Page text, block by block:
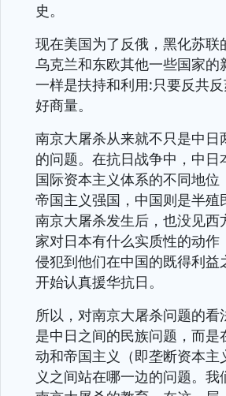
史。
现在美国为了反俄，黑化苏联
乌克兰和东欧其他一些国家的
一样是扶持和利用:只要反共
好商量。
南京大屠杀从来就不只是中日
的问题。在抗日战争中，中日
国际资本主义体系的不同地位
帝国主义强国，中国则是半殖
南京大屠杀发生后，也没见西
家对日本有什么实质性的动作
侵犯到他们在中国的既得利益
开始认真援华抗日。
所以，对南京大屠杀问题的看
是中日之间的民族问题，而是
动和帝国主义（即垄断资本主
义之间站在哪一边的问题。我